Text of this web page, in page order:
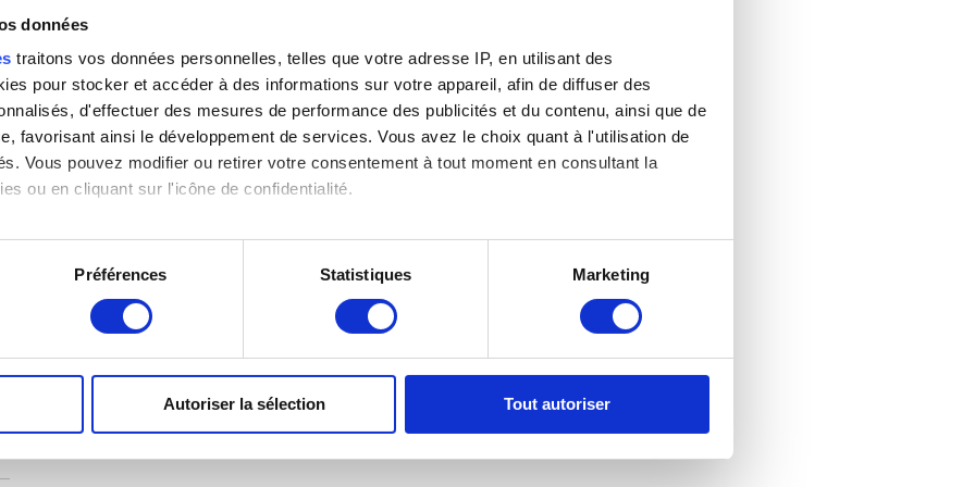
données
traitons vos données personnelles, telles que votre adresse IP, en utilisant des
pour stocker et accéder à des informations sur votre appareil, afin de diffuser des
d'effectuer des mesures de performance des publicités et du contenu, ainsi que de
favorisant ainsi le développement de services. Vous avez le choix quant à l'utilisation de
Vous pouvez modifier ou retirer votre consentement à tout moment en consultant la
ou en cliquant sur l'icône de confidentialité.
également :
sur votre localisation géographique qui peuvent être précises à plusieurs mètres près
de publicité et d'analyse, qui peuvent combiner celles-ci avec d'autres informations que
Préférences Statistiques Marketing
Autoriser la sélection Tout autoriser